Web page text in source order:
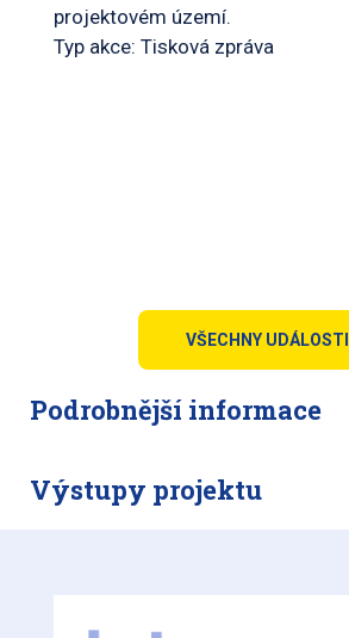
projektovém území.
Typ akce: Tisková zpráva
VŠECHNY UDÁLOSTI
Podrobnější informace
Výstupy projektu